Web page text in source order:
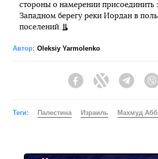
стороны о намерении присоединить
Западном берегу реки Иордан в
поселений.
Автор: Oleksiy Yarmolenko
FacebookTwitter
Теги: Палестина Израиль Махмуд